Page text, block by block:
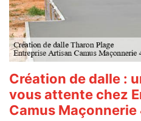
Création de dalle :
vous attente chez
Camus Maçonnerie